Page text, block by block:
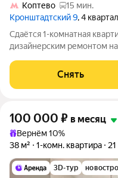
Коптево
15 мин.
Кронштадтский 9, 4
Сдаётся 1-комнатная
дизайнерским ремонтом
Стиральная машина Сушильная машина Холодильник
Кондиционер
Снять
100 000 ₽ в месяц
Вернём 10%
38 м²
1-комн. квартира 21
3D-тур